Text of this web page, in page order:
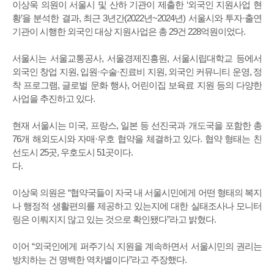
이상욱 의원이 서울시 및 산하 기관이 제출한 ‘외국인 지원사업 현
황’을 분석한 결과, 최근 3년간(2022년~2024년) 서울시와 투자·출연
기관이 시행한 외국인 대상 지원사업은 총 29건 228억원이었다.
서울시는 서울교통공사, 서울경제진흥원, 서울시립대학교 등에서
외국인 창업 지원, 입원·수술·진료비 지원, 외국인 커뮤니티 운영, 정
착 프로그램, 글로벌 문화 행사, 어린이집 보육료 지원 등의 다양한
사업을 추진하고 있다.
현재 서울시는 미국, 프랑스, 일본 등 선진국과 개도국을 포함한 총
76개 해외도시와 자매·우호 협약을 체결하고 있다. 협약 형태는 친
선도시 25곳, 우호도시 51곳이다.
다.
이상욱 의원은 “협약국들이 자국 내 서울시민에게 어떤 형태의 복지
나 행정적 생활편의를 제공하고 있는지에 대한 실태조사나 모니터
링은 이뤄지지 않고 있는 것으로 확인됐다”라고 밝혔다.
이어 “외국인에게 퍼주기식 지원을 계속하면서 서울시민의 권리는
방치하는 건 명백한 역차별이다”라고 주장했다.